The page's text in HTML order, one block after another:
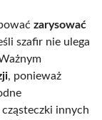
zarysować
szafir nie ulega
, ponieważ
innych